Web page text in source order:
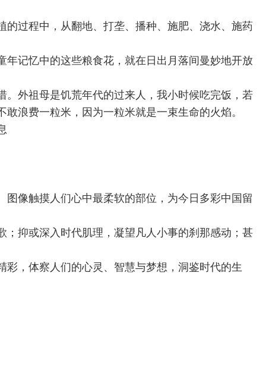
过程中，从翻地、打垄、播种、施肥、浇水、施药
记忆中的这些粮食花，就在日出月落间曼妙地开放
外祖母是饥荒年代的过来人，我小时候吃完饭，若
浪费一粒米，因为一粒米就是一束生命的火焰。
像触摸人们心中最柔软的部位，为今日多彩中国留
抑或深入时代肌理，凝望凡人小事的刹那感动；甚
，体察人们的心灵、智慧与梦想，洞鉴时代的生